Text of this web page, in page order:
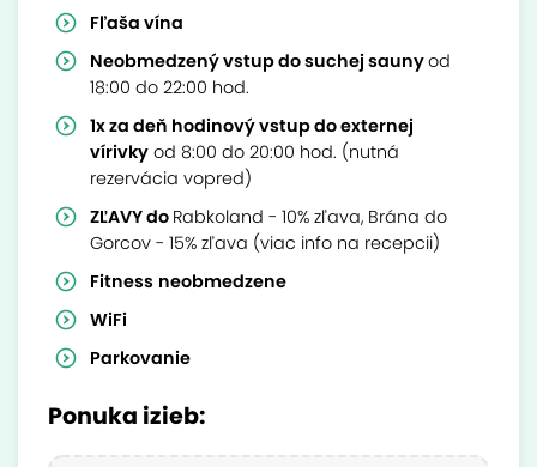
Fľaša vína
Neobmedzený vstup do suchej saunyod
18:00 do 22:00 hod.
1x za deň hodinový vstup do externej
vírivky od 8:00 do 20:00 hod. (nutná
rezervácia vopred)
ZĽAVY do Rabkoland - 10% zľava, Brána do
Gorcov - 15% zľava (viac info na recepcii)
Fitness neobmedzene
WiFi
Parkovanie
Ponuka izieb: